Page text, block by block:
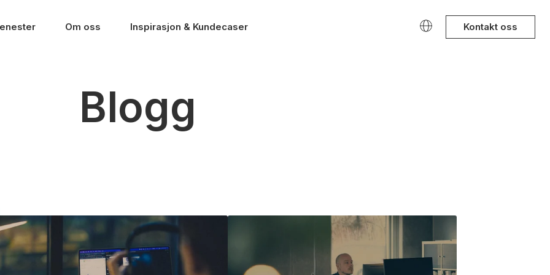
Om oss Inspirasjon & Kundecaser Kontakt oss
Blogg